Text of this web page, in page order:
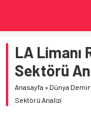
Chicago’da
NJ
Rocky
LA Limanı
Sektörü
Anasayfa » Dünya
Sektörü Analizi